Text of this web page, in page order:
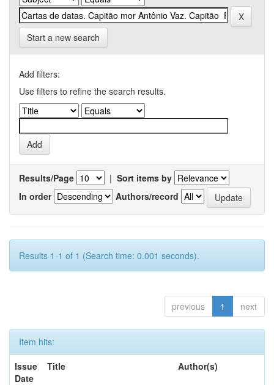
Start a new search
Add filters:
Use filters to refine the search results.
Results/Page | Sort items by
In order
Authors/record
Results 1-1 of 1 (Search time: 0.001 seconds).
previous 1 next
Item hits:
Issue
Date
Title Author(s)